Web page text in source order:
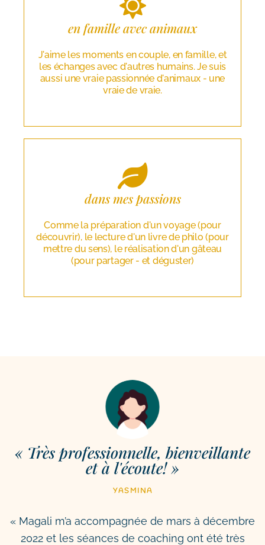
en famille avec animaux
J'aime les moments en couple, en famille, et
les échanges avec d'autres humains. Je suis
aussi une vraie passionnée d'animaux - une
vraie de vraie.
dans mes passions
Comme la préparation d'un voyage (pour
découvrir), le lecture d'un livre de philo (pour
mettre du sens), le réalisation d'un gâteau
(pour partager - et déguster)
« Très professionnelle, bienveillante
et à l'écoute! »
YASMINA
« Magali m’a accompagnée de mars à décembre
2022 et les séances de coaching ont été très